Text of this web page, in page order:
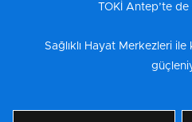
TOKİ Antep’te
Sağlıklı Hayat Merkezleri